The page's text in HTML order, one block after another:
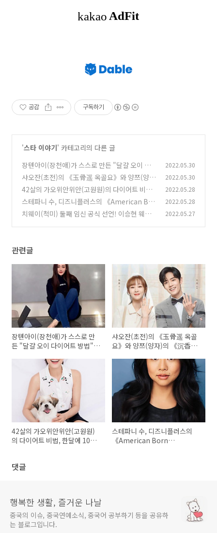
공감 구독하기
'스타 이야기' 카테고리의 다른 글
장톈아이(장천애)가 스스로 만든 "달걀 오이 다
이어트 방법"과 "마인드 콘트롤 방법" (1)
2022.05.30
샤오잔(초전)의 《玉骨遥 옥골요》와 양쯔(양
자)의 《沉香如屑 침향여설》 CCTV-8 방송예
약
(0)
2022.05.30
42살의 가오위안위안(고원원)의 다이어트 비법,
한달에 10킬로그램 빼기
(0)
2022.05.28
스테파니 수, 디즈니플러스의 《American Bor
n Chinese》에 합류하여 양쯔치옹(양자경)과
2022.05.28
치웨이(척미) 둘째 임신 공식 선언! 이승현 웨이
2022.05.27
관련글
장톈아이(장천애)가 스스로 만
든 "달걀 오이 다이어트 방법"과
샤오잔(초전)의 《玉骨遥 옥골
요》와 양쯔(양자)의 《沉香如
42살의 가오위안위안(고원원)
의 다이어트 비법, 한달에 10킬
스테파니 수, 디즈니플러스의
《American Born
댓글
행복한 생활, 즐거운 나날
중국의 이슈, 중국연예소식, 중국어 공부하기 등을 공유하
는 블로그입니다.